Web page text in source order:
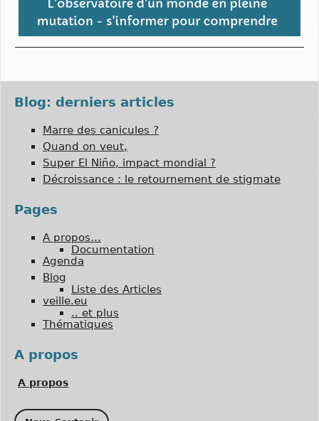
Blog: derniers articles
Marre des canicules ?
Quand on veut,
Super El Niño, impact mondial ?
Décroissance : le retournement de stigmate
Pages
A propos…
Documentation
Agenda
Blog
Liste des Articles
veille.eu
.. et plus
Thématiques
A propos
A propos